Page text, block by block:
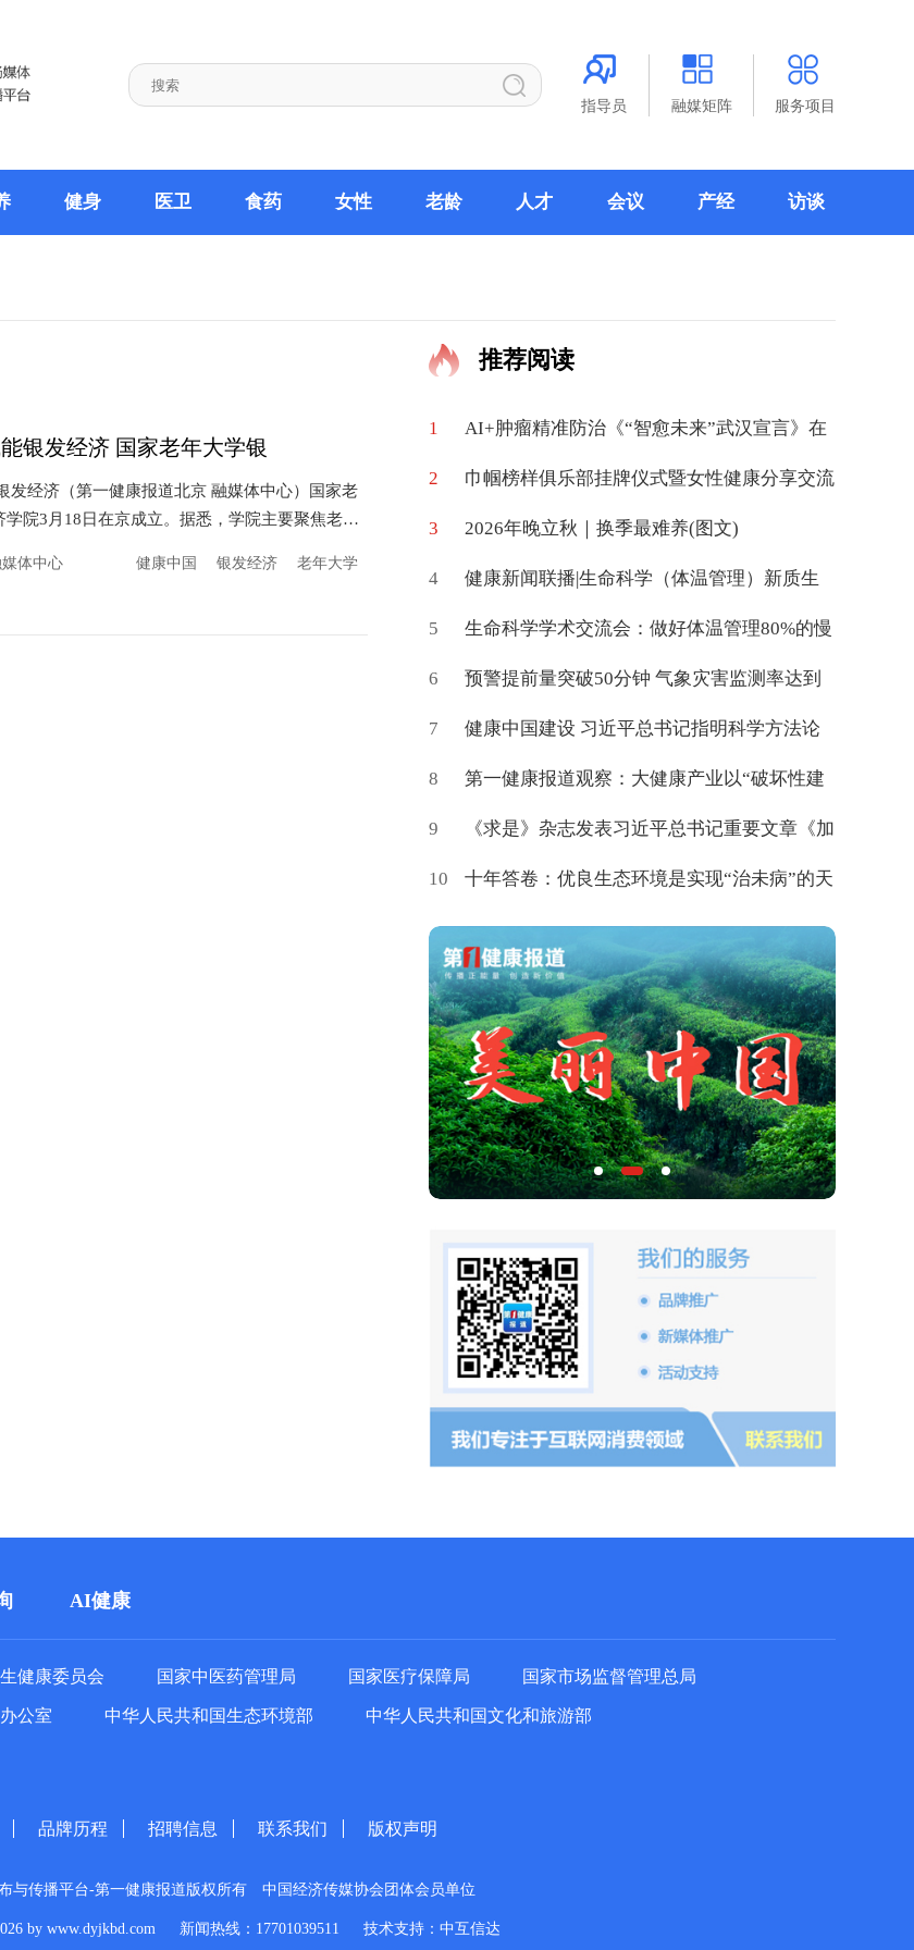
指导员 融媒矩阵 服务项目
健身 医卫 食药 女性 老龄 人才 会议 产经 访谈
银发经济 国家老年大学银
学院3月18日在京成立。据悉，学院主要聚焦老年
体中心 健康中国 银发经济 老年大学
推荐阅读
1 AI+肿瘤精准防治《“智愈未来”武汉宣言》在
汉发布
2 巾帼榜样俱乐部挂牌仪式暨女性健康分享交流
会在京举办
3 2026年晚立秋｜换季最难养(图文)
4 健康新闻联播|生命科学（体温管理）新质生
产力高质量学术交流会在京举办
5 生命科学学术交流会：做好体温管理80%的慢
病可促进治愈
6 预警提前量突破50分钟 气象灾害监测率达到
85%
7 健康中国建设 习近平总书记指明科学方法论
8 第一健康报道观察：大健康产业以“破坏性建
构”催生新命题
9 《求是》杂志发表习近平总书记重要文章《加
快建设健康中国》
10 十年答卷：优良生态环境是实现“治未病”的天
然载体
AI健康
健康委员会 国家中医药管理局 国家医疗保障局 国家市场监督管理总局
公室 中华人民共和国生态环境部 中华人民共和国文化和旅游部
品牌历程 招聘信息 联系我们 版权声明
与传播平台-第一健康报道版权所有 中国经济传媒协会团体会员单位
by www.dyjkbd.com 新闻热线：17701039511 技术支持：中互信达